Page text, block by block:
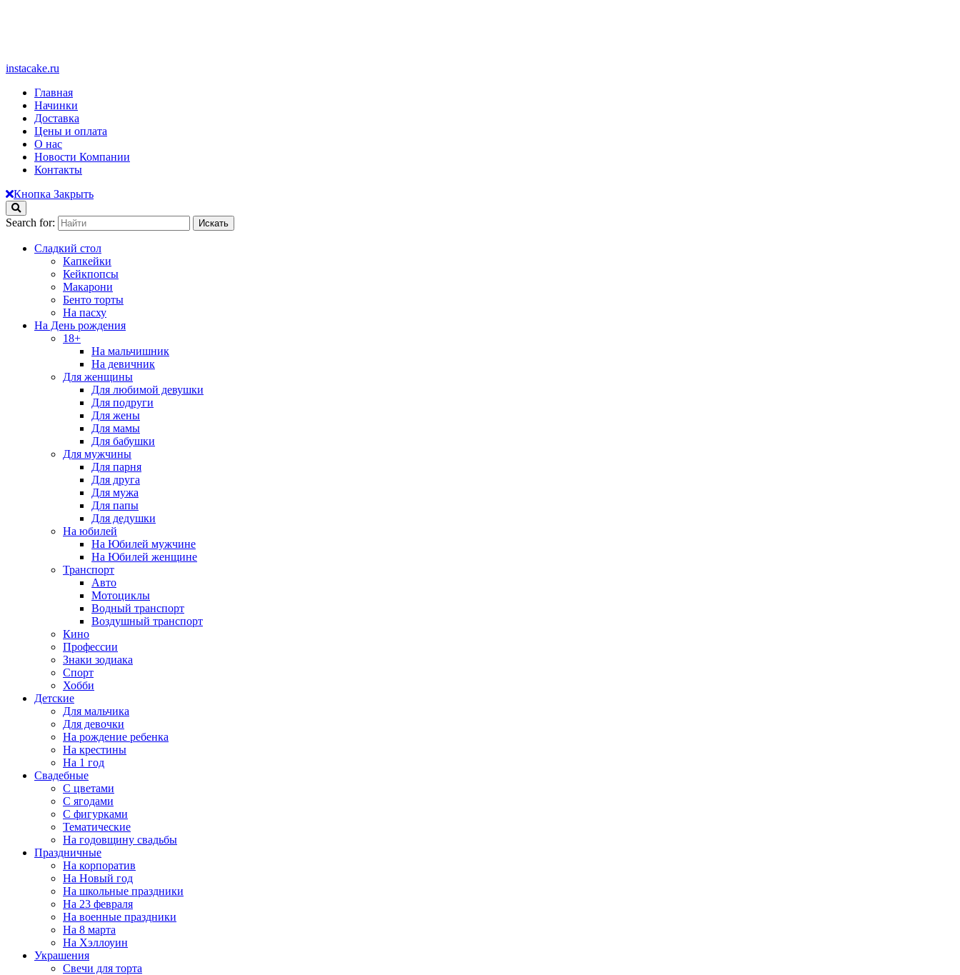
instacake.ru
Главная
Начинки
Доставка
Цены и оплата
О нас
Новости Компании
Контакты
Кнопка Закрыть
Search for:
Сладкий стол
Капкейки
Кейкпопсы
Макарони
Бенто торты
На пасху
На День рождения
18+
На мальчишник
На девичник
Для женщины
Для любимой девушки
Для подруги
Для жены
Для мамы
Для бабушки
Для мужчины
Для парня
Для друга
Для мужа
Для папы
Для дедушки
На юбилей
На Юбилей мужчине
На Юбилей женщине
Транспорт
Авто
Мотоциклы
Водный транспорт
Воздушный транспорт
Кино
Профессии
Знаки зодиака
Спорт
Хобби
Детские
Для мальчика
Для девочки
На рождение ребенка
На крестины
На 1 год
Свадебные
С цветами
С ягодами
С фигурками
Тематические
На годовщину свадьбы
Праздничные
На корпоратив
На Новый год
На школьные праздники
На 23 февраля
На военные праздники
На 8 марта
На Хэллоуин
Украшения
Свечи для торта